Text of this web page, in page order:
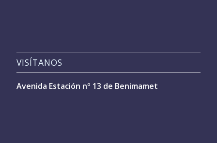
VISÍTANOS
Avenida Estación nº 13 de Benimamet